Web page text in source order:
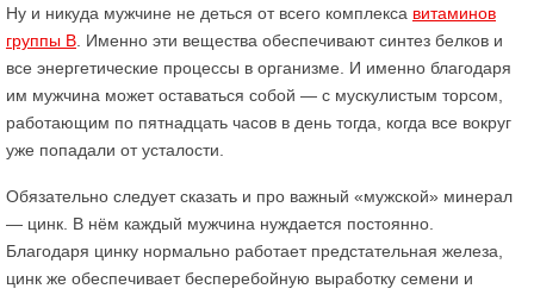
Ну и никуда мужчине не деться от всего комплекса витаминов
группы В . Именно эти вещества обеспечивают синтез белков и
все энергетические процессы в организме. И именно благодаря
им мужчина может оставаться собой — с мускулистым торсом,
работающим по пятнадцать часов в день тогда, когда все вокруг
уже попадали от усталости.
Обязательно следует сказать и про важный «мужской» минерал
— цинк. В нём каждый мужчина нуждается постоянно.
Благодаря цинку нормально работает предстательная железа,
цинк же обеспечивает бесперебойную выработку семени и